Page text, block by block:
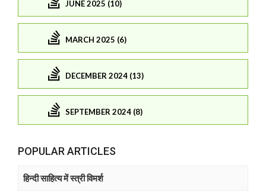
JUNE 2025 (10)
MARCH 2025 (6)
DECEMBER 2024 (13)
SEPTEMBER 2024 (8)
POPULAR ARTICLES
हिन्दी साहित्य में स्त्री विमर्श